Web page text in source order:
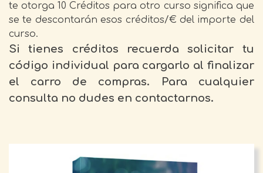
te otorga 10 Créditos para otro curso significa que
se te descontarán esos créditos/€ del importe del
curso.
Si tienes créditos recuerda solicitar tu
código individual para cargarlo al finalizar
el carro de compras. Para cualquier
consulta no dudes en contactarnos.